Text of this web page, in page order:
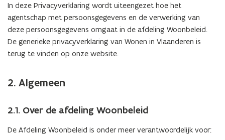
In deze Privacyverklaring wordt uiteengezet hoe het
agentschap met persoonsgegevens en de verwerking van
deze persoonsgegevens omgaat in de afdeling Woonbeleid.
De generieke privacyverklaring van Wonen in Vlaanderen is
terug te vinden op onze website.
2. Algemeen
2.1. Over de afdeling Woonbeleid
De Afdeling Woonbeleid is onder meer verantwoordelijk voor: